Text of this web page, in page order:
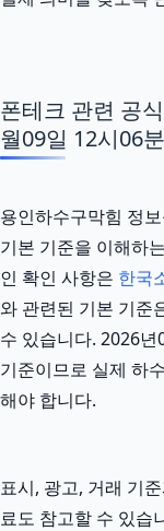
폰테크 관련 공
월09일 12시06분
용인하수구막힘 정
기본 기준을 이해하
인 확인 사항은 한국
와 관련된 기본 기준
수 있습니다. 2026
기준이므로 실제 하
해야 합니다.
표시, 광고, 거래 기
료도 참고할 수 있습